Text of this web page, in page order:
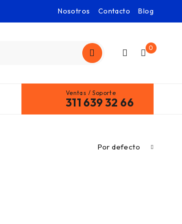
Nosotros Contacto Blog
0
Ventas / Soporte
311 639 32 66
Por defecto